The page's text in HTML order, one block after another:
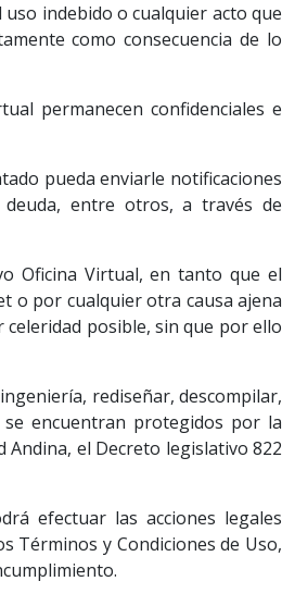
indebido o cualquier acto que
como consecuencia de lo
permanecen confidenciales e
pueda enviarle notificaciones
entre otros, a través de
Oficina Virtual, en tanto que el
o por cualquier otra causa ajena
posible, sin que por ello
rediseñar, descompilar,
encuentran protegidos por la
Andina, el Decreto legislativo 822
efectuar las acciones legales
Términos y Condiciones de Uso,